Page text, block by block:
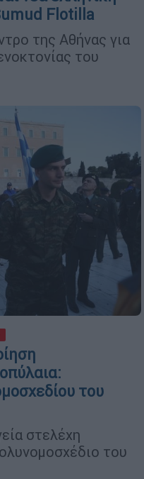
Flotilla
της Αθήνας για
του
του
στελέχη
του